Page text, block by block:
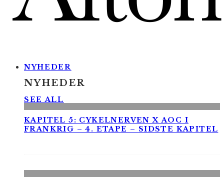
NYHEDER
NYHEDER
SEE ALL
KAPITEL 5: CYKELNERVEN X AOC I
FRANKRIG – 4. ETAPE – SIDSTE KAPITEL